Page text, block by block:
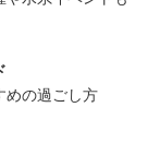
めの過ごし方